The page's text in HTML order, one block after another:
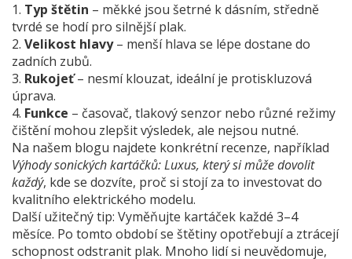
1. Typ štětin – měkké jsou šetrné k dásním, středně
tvrdé se hodí pro silnější plak.
2. Velikost hlavy– menší hlava se lépe dostane do
zadních zubů.
3. Rukojeť– nesmí klouzat, ideální je protiskluzová
úprava.
4. Funkce – časovač, tlakový senzor nebo různé režimy
čištění mohou zlepšit výsledek, ale nejsou nutné.
Na našem blogu najdete konkrétní recenze, například
Výhody sonických kartáčků: Luxus, který si může dovolit
každý, kde se dozvíte, proč si stojí za to investovat do
kvalitního elektrického modelu.
Další užitečný tip: Vyměňujte kartáček každé 3–4
měsíce. Po tomto období se štětiny opotřebují a ztrácejí
schopnost odstranit plak. Mnoho lidí si neuvědomuje,